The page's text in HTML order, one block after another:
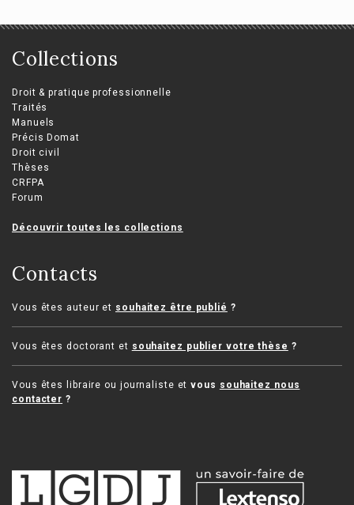
Collections
Droit & pratique professionnelle
Traités
Manuels
Précis Domat
Droit civil
Thèses
CRFPA
Forum
Découvrir toutes les collections
Contacts
Vous êtes auteur et souhaitez être publié ?
Vous êtes doctorant et souhaitez publier votre thèse ?
Vous êtes libraire ou journaliste etvous souhaitez nous
contacter ?